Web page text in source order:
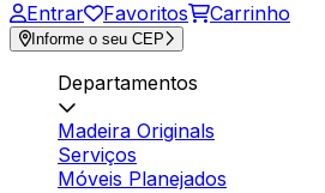
Entrar Favoritos Carrinho
Informe o seu CEP
Departamentos
Madeira Originals
Serviços
Móveis Planejados